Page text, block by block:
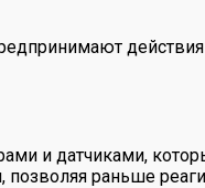
и датчиками,
раньше